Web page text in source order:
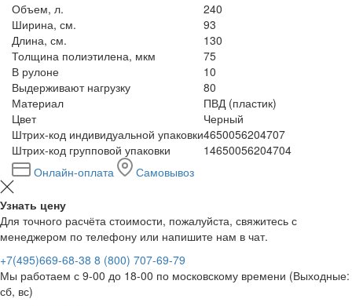
Объем, л.
240
Ширина, см.
93
Длина, см.
130
Толщина полиэтилена, мкм
75
В рулоне
10
Выдерживают нагрузку
80
Материал
ПВД (пластик)
Цвет
Черный
Штрих-код индивидуальной упаковки4650056204707
Штрих-код групповой упаковки
14650056204704
Онлайн-оплата
Самовывоз
Узнать цену
Для точного расчёта стоимости, пожалуйста, свяжитесь с
менеджером по телефону или напишите нам в чат.
+7(495)669-68-38 8 (800) 707-69-79
Мы работаем с 9-00 до 18-00 по московскому времени (Выходные:
сб, вс)